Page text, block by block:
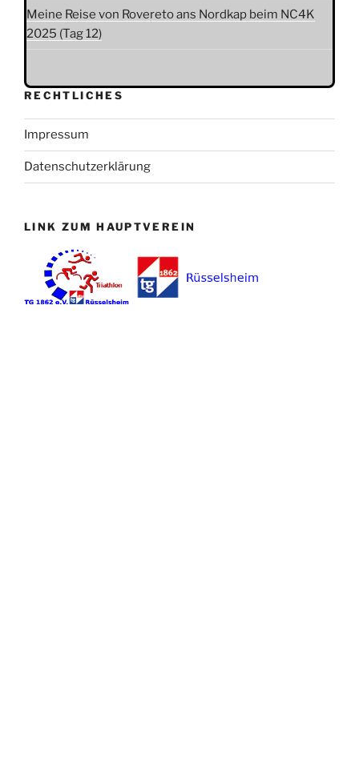
Meine Reise von Rovereto ans Nordkap beim NC4K
2025 (Tag 12)
RECHTLICHES
Impressum
Datenschutzerklärung
LINK ZUM HAUPTVEREIN